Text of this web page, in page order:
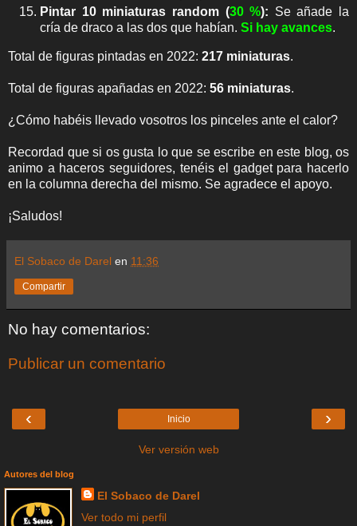
Pintar 10 miniaturas random (30 %): Se añade la
cría de draco a las dos que habían. Si hay avances.
Total de figuras pintadas en 2022: 217 miniaturas.
Total de figuras apañadas en 2022: 56 miniaturas.
¿Cómo habéis llevado vosotros los pinceles ante el calor?
Recordad que si os gusta lo que se escribe en este blog, os
animo a haceros seguidores, tenéis el gadget para hacerlo
en la columna derecha del mismo. Se agradece el apoyo.
¡Saludos!
El Sobaco de Darel en 11:36
Compartir
No hay comentarios:
Publicar un comentario
‹ ›
Inicio
Ver versión web
Autores del blog
El Sobaco de Darel
Ver todo mi perfil